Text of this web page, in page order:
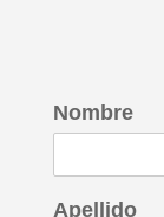
Nombre
Apellido